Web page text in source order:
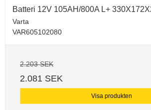
Batteri 12V 105AH/800A L+
Varta
VAR605102080
2.203 SEK
2.081 SEK
Visa produkten